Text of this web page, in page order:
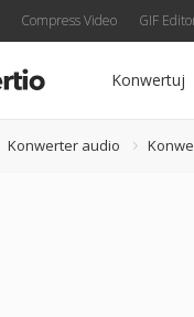
Compress Video GIF
Konwertuj
Konwerter audio